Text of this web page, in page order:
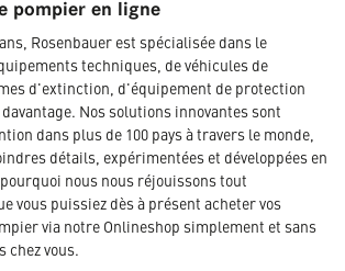
pompier en ligne
Rosenbauer est spécialisée dans le
techniques, de véhicules de
d'extinction, d'équipement de protection
Nos solutions innovantes sont
dans plus de 100 pays à travers le monde,
détails, expérimentées et développées en
nous nous réjouissons tout
vous puissiez dès à présent acheter vos
via notre Onlineshop simplement et sans
chez vous.